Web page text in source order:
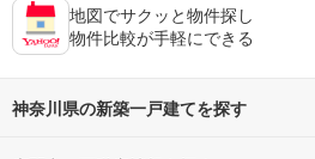
地図でサクッと物件探し
物件比較が手軽にできる
神奈川県の新築一戸建てを探す